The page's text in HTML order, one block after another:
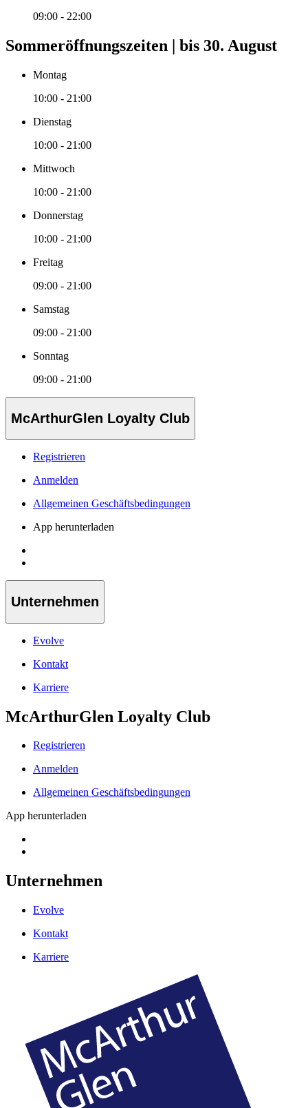
09:00 - 22:00
Sommeröffnungszeiten | bis 30. August
Montag
10:00 - 21:00
Dienstag
10:00 - 21:00
Mittwoch
10:00 - 21:00
Donnerstag
10:00 - 21:00
Freitag
09:00 - 21:00
Samstag
09:00 - 21:00
Sonntag
09:00 - 21:00
McArthurGlen Loyalty Club
Registrieren
Anmelden
Allgemeinen Geschäftsbedingungen
App herunterladen
Unternehmen
Evolve
Kontakt
Karriere
McArthurGlen Loyalty Club
Registrieren
Anmelden
Allgemeinen Geschäftsbedingungen
App herunterladen
Unternehmen
Evolve
Kontakt
Karriere